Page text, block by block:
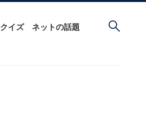
クイズ ネットの話題